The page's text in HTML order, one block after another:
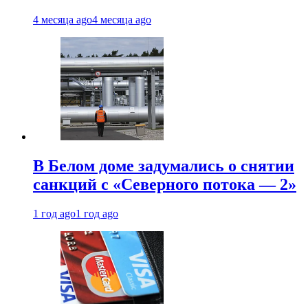
4 месяца ago4 месяца ago
В Белом доме задумались о снятии
санкций с «Северного потока — 2»
1 год ago1 год ago